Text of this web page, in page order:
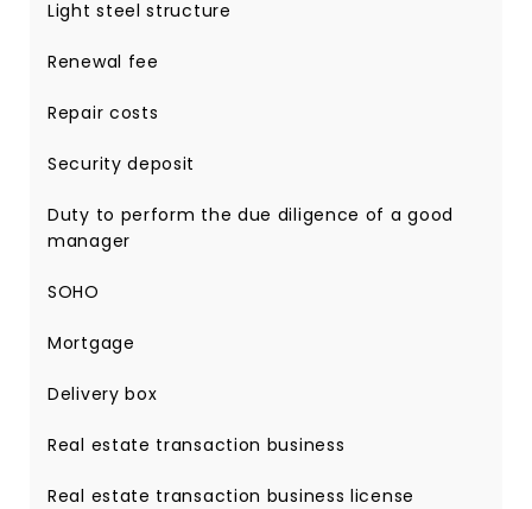
Light steel structure
Renewal fee
Repair costs
Security deposit
Duty to perform the due diligence of a good
manager
SOHO
Mortgage
Delivery box
Real estate transaction business
Real estate transaction business license